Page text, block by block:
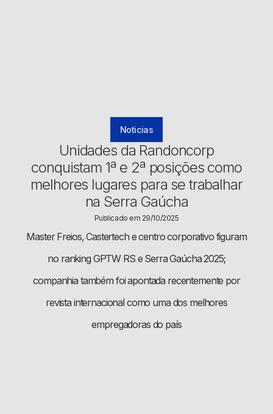
Noticias
Unidades da Randoncorp
conquistam 1ª e 2ª posições como
melhores lugares para se trabalhar
na Serra Gaúcha
Publicado em 29/10/2025
Master Freios, Castertech e centro corporativo figuram
no ranking GPTW RS e Serra Gaúcha 2025;
companhia também foi apontada recentemente por
revista internacional como uma dos melhores
empregadoras do país